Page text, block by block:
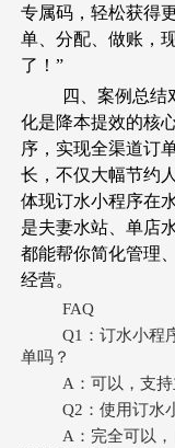
专属码，轻松获得
单、分配、做账，
了！”
四、案例总结
化是降本提效的核
序，实现全渠道订
长，不仅大幅节约
体现订水小程序在
是夫妻水站、单店
都能帮你简化管理
经营。
FAQ
Q1：订水小程
单吗？
A：可以，支
Q2：使用订水
A：完全可以